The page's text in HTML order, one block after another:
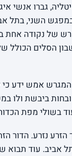
גברו אנשי
במפגש השני,
כמיטב יכולתה וגברה על האורחת
הסלים הכולל
אמש ידע
ביבשת ולו
בשולי מפת
נזרע. הדור
אביב. עוד תבוא